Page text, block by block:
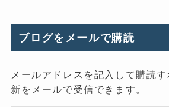
ブログをメールで購読
メールアドレスを記入して購読
新をメールで受信できます。